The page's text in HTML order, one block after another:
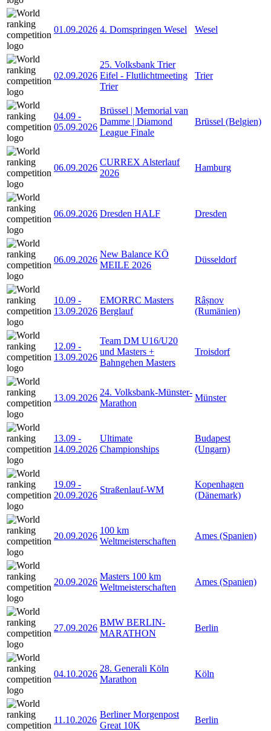
01.09.2026 4. Domspringen Wesel Wesel
02.09.2026
25. Volksbank Trier
Eifel - Flutlichtmeeting
Trier
Trier
04.09 -
05.09.2026
Brüssel | Memorial van
Damme | Diamond
League Finale
Brüssel (Belgien)
06.09.2026
CURREX Alsterlauf
2026
Hamburg
06.09.2026 Dresden HALF Dresden
06.09.2026
New Balance KÖ
MEILE 2026
Düsseldorf
10.09 -
13.09.2026
EMORRC Masters
Berglauf
Râșnov
(Rumänien)
12.09 -
13.09.2026
Team DM U16/U20
und Masters +
Bahngehen Masters
Troisdorf
13.09.2026
24. Volksbank-Münster-
Marathon
Münster
13.09 -
14.09.2026
Ultimate
Championships
Budapest
(Ungarn)
19.09 -
20.09.2026
Straßenlauf-WM
Kopenhagen
(Dänemark)
20.09.2026
100 km
Weltmeisterschaften
Ames (Spanien)
20.09.2026
Masters 100 km
Weltmeisterschaften
Ames (Spanien)
27.09.2026
BMW BERLIN-
MARATHON
Berlin
04.10.2026
28. Generali Köln
Marathon
Köln
11.10.2026
Berliner Morgenpost
Great 10K
Berlin